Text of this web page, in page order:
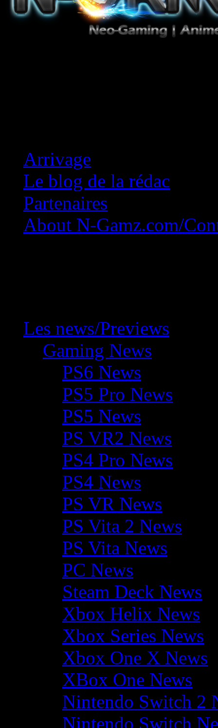
Arrivage
Le blog de la rédac
Partenaires
About N-Gamz.com/
Les news/Previews
Gaming News
PS6 News
PS5 Pro News
PS5 News
PS VR2 News
PS4 Pro News
PS4 News
PS VR News
PS Vita 2 News
PS Vita News
PC News
Steam Deck News
Xbox Helix News
Xbox Series News
Xbox One X News
XBox One News
Nintendo Switch 2
Nintendo Switch